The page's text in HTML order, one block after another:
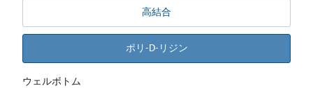
高結合
ポリ-D-リジン
ウェルボトム